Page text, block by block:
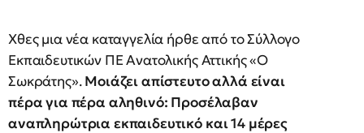
Χθες μια νέα καταγγελία ήρθε από το Σύλλογο
Εκπαιδευτικών ΠΕ Ανατολικής Αττικής «Ο
Σωκράτης».Μοιάζει απίστευτο αλλά είναι
πέρα για πέρα αληθινό: Προσέλαβαν
αναπληρώτρια εκπαιδευτικό και 14 μέρες